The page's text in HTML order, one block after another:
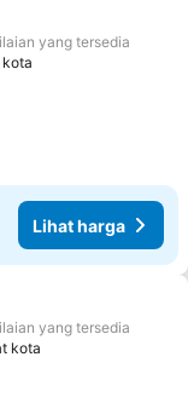
ke favorit
yang tersedia
kota
Lihat harga
ke favorit
yang tersedia
kota